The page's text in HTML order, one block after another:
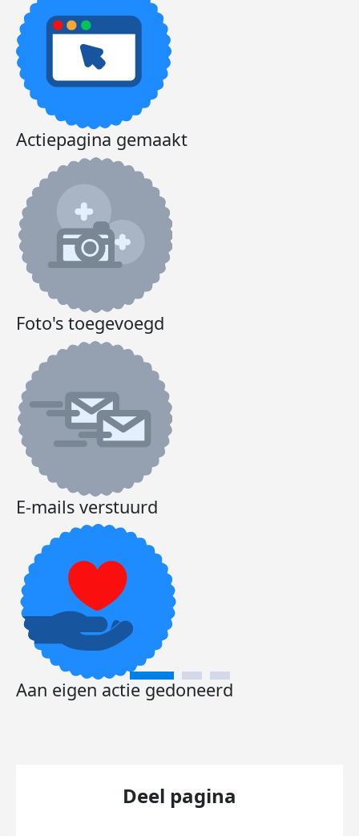
Actiepagina gemaakt
Foto's toegevoegd
E-mails verstuurd
Aan eigen actie gedoneerd
Deel pagina